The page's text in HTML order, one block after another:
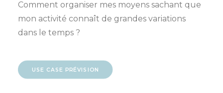
Comment organiser mes moyens sachant que
mon activité connaît de grandes variations
dans le temps ?
USE CASE PRÉVISION